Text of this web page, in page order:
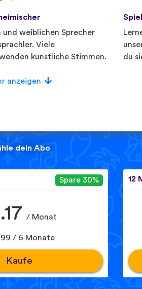
und weiblichen Sprecher
Viele
künstliche Stimmen.
du
anzeigen
dein Abo
Spare 30%
/ Monat
/ 6 Monate
Kaufe
12